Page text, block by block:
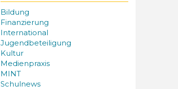
Bildung
Finanzierung
International
Jugendbeteiligung
Kultur
Medienpraxis
MINT
Schulnews